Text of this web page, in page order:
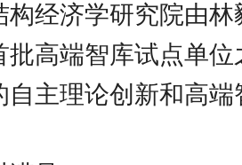
经济学研究院由林
高端智库试点单位
自主理论创新和高端